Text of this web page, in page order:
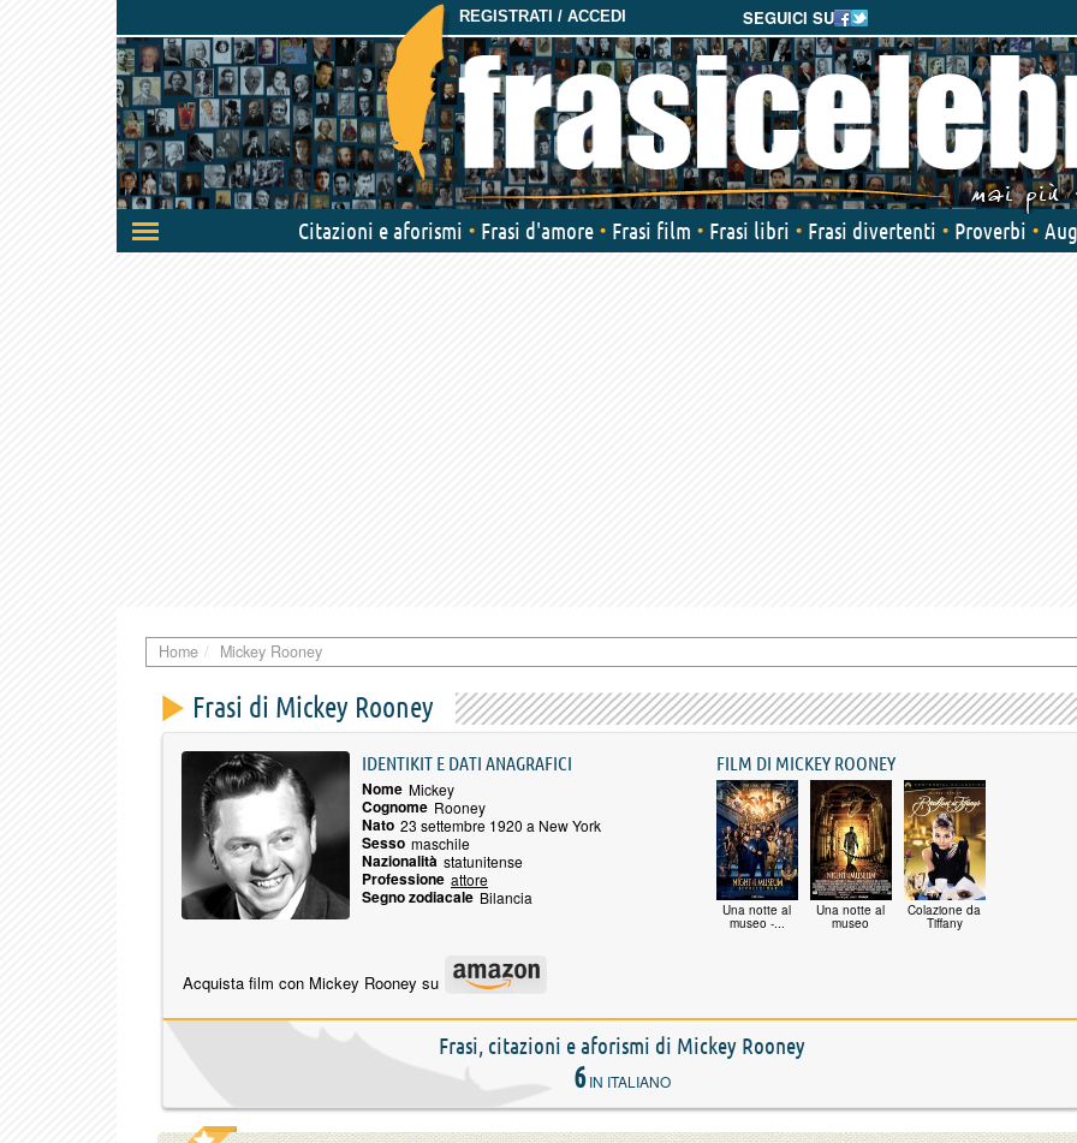
SEGUICI SU
REGISTRATI / ACCEDI
Attiva/disattiva
navigazione
Citazioni e aforismi Frasi d'amore Frasi film Frasi libri Frasi divertenti Proverbi
Home Mickey Rooney
Frasi di Mickey Rooney
IDENTIKIT E DATI ANAGRAFICI
Nome Mickey
Cognome Rooney
Nato 23 settembre 1920 a New York
Sesso maschile
Nazionalità statunitense
Professione attore
Segno zodiacale Bilancia
FILM DI MICKEY ROONEY
Una notte al
museo -...
Una notte al
museo
Colazione da
Tiffany
Acquista film con Mickey Rooney su
Frasi, citazioni e aforismi di Mickey Rooney
6IN ITALIANO